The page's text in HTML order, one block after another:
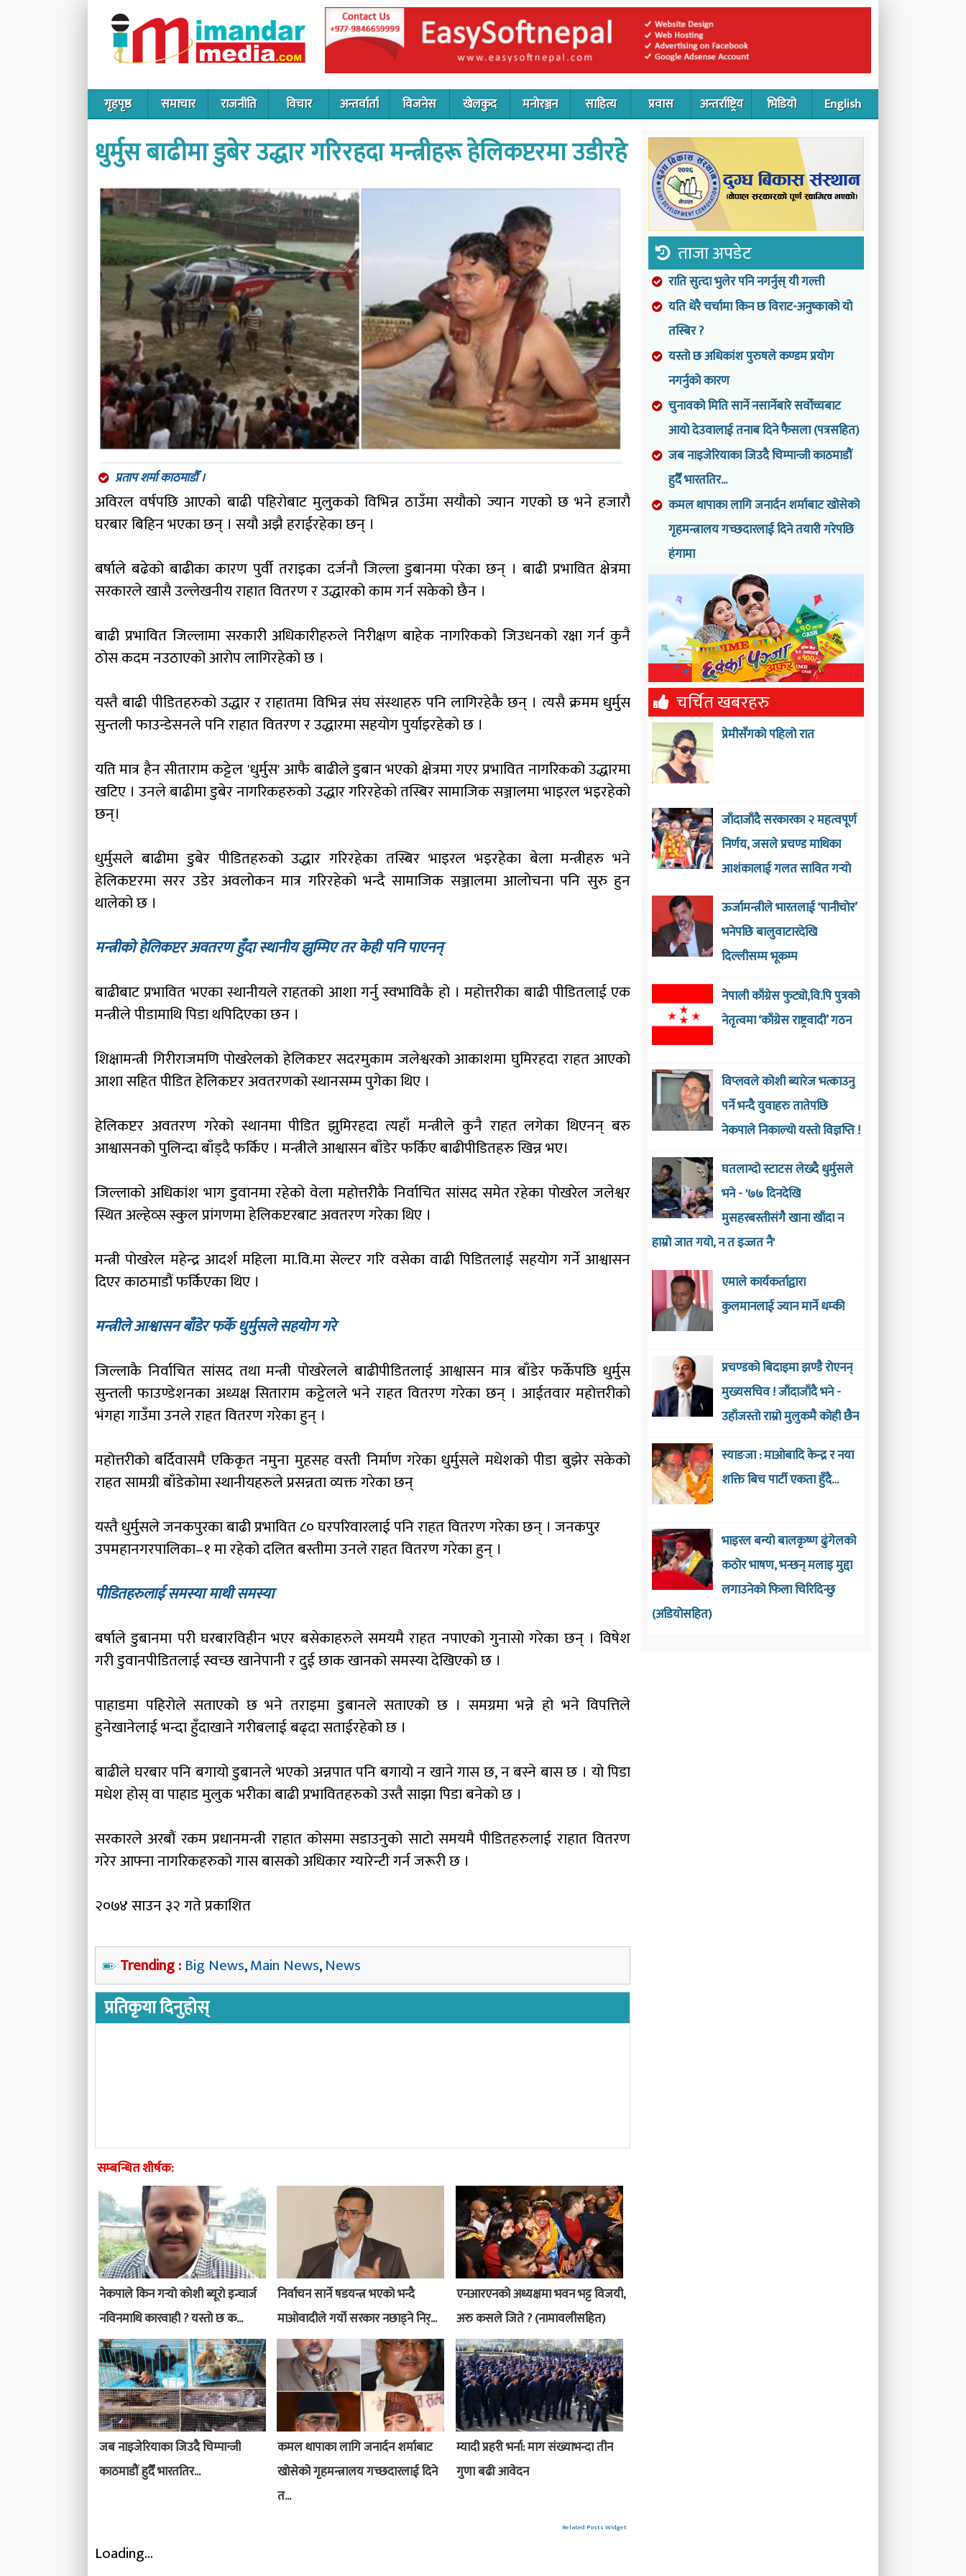
गृहपृष्ठ समाचार राजनीति विचार अन्तर्वार्ता विजनेस खेलकुद मनोरञ्जन साहित्य प्रवास अन्तर्राष्ट्रिय भिडियो English
धुर्मुस बाढीमा डुबेर उद्धार गरिरहदा मन्त्रीहरू हेलिकप्टरमा उडीरहे
प्रताप शर्मा काठमाडौँ ।
अविरल वर्षपछि आएको बाढी पहिरोबाट मुलुकको विभिन्न ठाउँमा सयौको ज्यान गएको छ भने हजारौ
घरबार बिहिन भएका छन् । सयौ अझै हराईरहेका छन् ।
बर्षाले बढेको बाढीका कारण पुर्वी तराइका दर्जनौ जिल्ला डुबानमा परेका छन् । बाढी प्रभावित क्षेत्रमा
सरकारले खासै उल्लेखनीय राहात वितरण र उद्धारको काम गर्न सकेको छैन ।
बाढी प्रभावित जिल्लामा सरकारी अधिकारीहरुले निरीक्षण बाहेक नागरिकको जिउधनको रक्षा गर्न कुनै
ठोस कदम नउठाएको आरोप लागिरहेको छ ।
यस्तै बाढी पीडितहरुको उद्धार र राहातमा विभिन्न संघ संस्थाहरु पनि लागिरहेकै छन् । त्यसै क्रमम धुर्मुस
सुन्तली फाउन्डेसनले पनि राहात वितरण र उद्धारमा सहयोग पुर्याइरहेको छ ।
यति मात्र हैन सीताराम कट्टेल 'धुर्मुस' आफै बाढीले डुबान भएको क्षेत्रमा गएर प्रभावित नागरिकको उद्धारमा
खटिए । उनले बाढीमा डुबेर नागरिकहरुको उद्धार गरिरहेको तस्बिर सामाजिक सञ्जालमा भाइरल भइरहेको
छन्।
धुर्मुसले बाढीमा डुबेर पीडितहरुको उद्धार गरिरहेका तस्बिर भाइरल भइरहेका बेला मन्त्रीहरु भने
हेलिकप्टरमा सरर उडेर अवलोकन मात्र गरिरहेको भन्दै सामाजिक सञ्जालमा आलोचना पनि सुरु हुन
थालेको छ ।
मन्त्रीको हेलिकप्टर अवतरण हुँदा स्थानीय झुम्मिए तर केही पनि पाएनन्
बाढीबाट प्रभावित भएका स्थानीयले राहतको आशा गर्नु स्वभाविकै हो । महोत्तरीका बाढी पीडितलाई एक
मन्त्रीले पीडामाथि पिडा थपिदिएका छन ।
शिक्षामन्त्री गिरीराजमणि पोखरेलको हेलिकप्टर सदरमुकाम जलेश्वरको आकाशमा घुमिरहदा राहत आएको
आशा सहित पीडित हेलिकप्टर अवतरणको स्थानसम्म पुगेका थिए ।
हेलिकप्टर अवतरण गरेको स्थानमा पीडित झुमिरहदा त्यहाँ मन्त्रीले कुनै राहत लगेका थिएनन् बरु
आश्वासनको पुलिन्दा बाँड्दै फर्किए । मन्त्रीले आश्वासन बाँडेर फर्किए बाढीपीडितहरु खिन्न भए।
जिल्लाको अधिकांश भाग डुवानमा रहेको वेला महोत्तरीकै निर्वाचित सांसद समेत रहेका पोखरेल जलेश्वर
स्थित अल्हेव्स स्कुल प्रांगणमा हेलिकप्टरबाट अवतरण गरेका थिए ।
मन्त्री पोखरेल महेन्द्र आदर्श महिला मा.वि.मा सेल्टर गरि वसेका वाढी पिडितलाई सहयोग गर्ने आश्वासन
दिएर काठमाडौं फर्किएका थिए ।
मन्त्रीले आश्वासन बाँडेर फर्के धुर्मुसले सहयोग गरे
जिल्लाकै निर्वाचित सांसद तथा मन्त्री पोखरेलले बाढीपीडितलाई आश्वासन मात्र बाँडेर फर्केपछि धुर्मुस
सुन्तली फाउण्डेशनका अध्यक्ष सिताराम कट्टेलले भने राहत वितरण गरेका छन् । आईतवार महोत्तरीको
भंगहा गाउँमा उनले राहत वितरण गरेका हुन् ।
महोत्तरीको बर्दिवासमै एकिकृत नमुना मुहसह वस्ती निर्माण गरेका धुर्मुसले मधेशको पीडा बुझेर सकेको
राहत सामग्री बाँडेकोमा स्थानीयहरुले प्रसन्नता व्यक्त गरेका छन्
यस्तै धुर्मुसले जनकपुरका बाढी प्रभावित ८० घरपरिवारलाई पनि राहत वितरण गरेका छन् । जनकपुर
उपमहानगरपालिका–१ मा रहेको दलित बस्तीमा उनले राहत वितरण गरेका हुन् ।
पीडितहरुलाई समस्या माथी समस्या
बर्षाले डुबानमा परी घरबारविहीन भएर बसेकाहरुले समयमै राहत नपाएको गुनासो गरेका छन् । विषेश
गरी डुवानपीडितलाई स्वच्छ खानेपानी र दुई छाक खानको समस्या देखिएको छ ।
पाहाडमा पहिरोले सताएको छ भने तराइमा डुबानले सताएको छ । समग्रमा भन्ने हो भने विपत्तिले
हुनेखानेलाई भन्दा हुँदाखाने गरीबलाई बढ्दा सताईरहेको छ ।
बाढीले घरबार पनि बगायो डुबानले भएको अन्नपात पनि बगायो न खाने गास छ, न बस्ने बास छ । यो पिडा
मधेश होस् वा पाहाड मुलुक भरीका बाढी प्रभावितहरुको उस्तै साझा पिडा बनेको छ ।
सरकारले अरबौं रकम प्रधानमन्त्री राहात कोसमा सडाउनुको साटो समयमै पीडितहरुलाई राहात वितरण
गरेर आफ्ना नागरिकहरुको गास बासको अधिकार ग्यारेन्टी गर्न जरूरी छ ।
२०७४ साउन ३२ गते प्रकाशित
Trending : Big News,Main News,News
प्रतिकृया दिनुहोस्
सम्बन्धित शीर्षक:
नेकपाले किन गर्‍यो काेशी ब्यूरो इन्चार्ज
नविनमाथि कारवाही ? यस्तो छ क...
निर्वाचन सार्ने षडयन्त्र भएको भन्दै
माओवादीले गर्यो सरकार नछाड्ने निर्...
एनआरएनको अध्यक्षमा भवन भट्ट विजयी,
अरु कसले जिते ? (नामावलीसहित)
जब नाइजेरियाका जिउदै चिम्पान्जी
काठमाडौं हुदैँ भारततिर...
कमल थापाका लागि जनार्दन शर्माबाट
खोसेको गृहमन्त्रालय गच्छदारलाई दिने
त...
म्यादी प्रहरी भर्ना: माग संख्याभन्दा तीन
गुणा बढी आवेदन
Related Posts Widget
Loading...
ताजा अपडेट
राति सुत्दा भुलेर पनि नगर्नुस् यी गल्ती
यति धेरै चर्चामा किन छ विराट-अनुष्काको यो
तस्बिर ?
यस्तो छ अधिकांश पुरुषले कण्डम प्रयोग
नगर्नुको कारण
चुनावको मिति सार्ने नसार्नेबारे सर्वोच्चबाट
आयो देउवालाई तनाब दिने फैसला (पत्रसहित)
जब नाइजेरियाका जिउदै चिम्पान्जी काठमाडौं
हुदैँ भारततिर...
कमल थापाका लागि जनार्दन शर्माबाट खोसेको
गृहमन्त्रालय गच्छदारलाई दिने तयारी गरेपछि
हंगामा
चर्चित खबरहरु
प्रेमीसँगको पहिलो रात
जाँदाजाँदै सरकारका २ महत्वपूर्ण
निर्णय, जसले प्रचण्ड माथिका
आशंकालाई गलत सावित गर्‍याे
ऊर्जामन्त्रीले भारतलाई ‘पानीचोर’
भनेपछि बालुवाटारदेखि
दिल्लीसम्म भूकम्प
नेपाली काँग्रेस फुट्यो,वि.पि पुत्रको
नेतृत्वमा ‘काँग्रेस राष्ट्रवादी’ गठन
विप्लवले कोशी ब्यारेज भत्काउनु
पर्ने भन्दै युवाहरु तातेपछि
नेकपाले निकाल्यो यस्तो विज्ञप्ति !
घतलाग्दो स्टाटस लेख्दै धुर्मुसले
भने - '७७ दिनदेखि
मुसहरबस्तीसंगै खाना खाँदा न
हाम्रो जात गयो, न त इज्जत नै'
एमाले कार्यकर्ताद्वारा
कुलमानलाई ज्यान मार्ने धम्की
प्रचण्डको बिदाइमा झण्डै रोएनन्
मुख्यसचिव ! जाँदाजाँदै भने -
उहाँजस्तो राम्रो मुलुकमै कोही छैन
स्याङजा : माओबादि केन्द्र र नया
शक्ति बिच पार्टी एकता हुँदै…
भाइरल बन्यो बालकृष्ण ढुंगेलको
कठोर भाषण, भन्छन् मलाइ मुद्दा
लगाउनेको फिला चिरिदिन्छु
(अडियोसहित)